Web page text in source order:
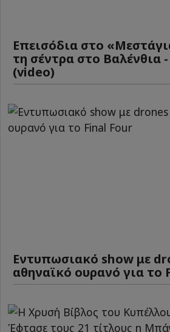
Επεισόδια στο
τη σέντρα στο
(video)
Εντυπωσιακό show με
αθηναϊκό ουρανό για το